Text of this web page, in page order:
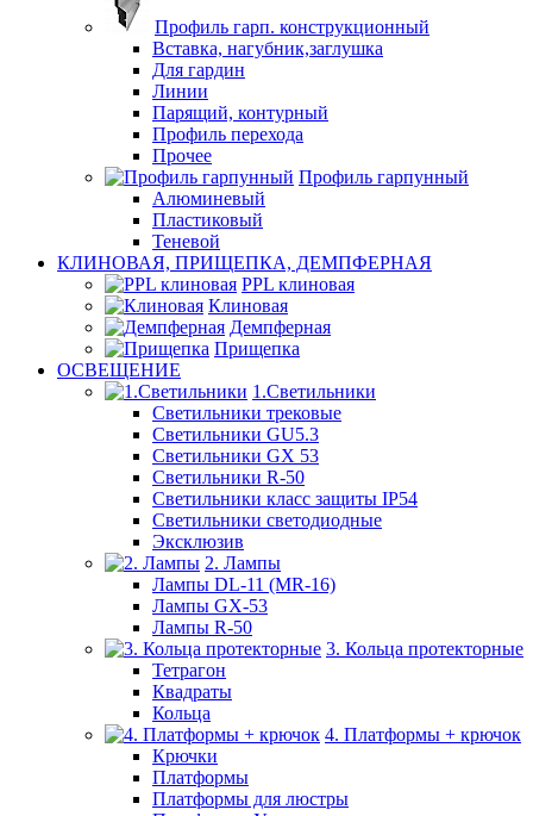
Профиль гарп. конструкционный
Вставка, нагубник,заглушка
Для гардин
Линии
Парящий, контурный
Профиль перехода
Прочее
Профиль гарпунный
Алюминевый
Пластиковый
Теневой
КЛИНОВАЯ, ПРИЩЕПКА, ДЕМПФЕРНАЯ
PPL клиновая
Клиновая
Демпферная
Прищепка
ОСВЕЩЕНИЕ
1.Светильники
Светильники трековые
Светильники GU5.3
Светильники GX 53
Светильники R-50
Светильники класс защиты IP54
Светильники светодиодные
Эксклюзив
2. Лампы
Лампы DL-11 (MR-16)
Лампы GX-53
Лампы R-50
3. Кольца протекторные
Тетрагон
Квадраты
Кольца
4. Платформы + крючок
Крючки
Платформы
Платформы для люстры